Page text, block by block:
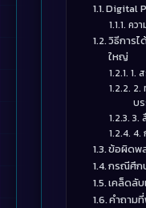
Digital
คว
วิธีการ
ใหญ่
1.
2.
บ
3.
4.
ข้อผิดพ
กรณีศึก
เคล็ดลับ
คำถาม